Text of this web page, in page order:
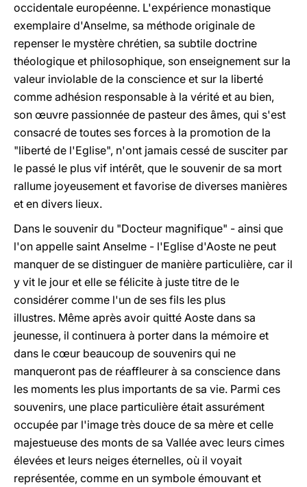
occidentale européenne. L'expérience monastique
exemplaire d'Anselme, sa méthode originale de
repenser le mystère chrétien, sa subtile doctrine
théologique et philosophique, son enseignement sur la
valeur inviolable de la conscience et sur la liberté
comme adhésion responsable à la vérité et au bien,
son œuvre passionnée de pasteur des âmes, qui s'est
consacré de toutes ses forces à la promotion de la
"liberté de l'Eglise", n'ont jamais cessé de susciter par
le passé le plus vif intérêt, que le souvenir de sa mort
rallume joyeusement et favorise de diverses manières
et en divers lieux.
Dans le souvenir du "Docteur magnifique" - ainsi que
l'on appelle saint Anselme - l'Eglise d'Aoste ne peut
manquer de se distinguer de manière particulière, car il
y vit le jour et elle se félicite à juste titre de le
considérer comme l'un de ses fils les plus
illustres. Même après avoir quitté Aoste dans sa
jeunesse, il continuera à porter dans la mémoire et
dans le cœur beaucoup de souvenirs qui ne
manqueront pas de réaffleurer à sa conscience dans
les moments les plus importants de sa vie. Parmi ces
souvenirs, une place particulière était assurément
occupée par l'image très douce de sa mère et celle
majestueuse des monts de sa Vallée avec leurs cimes
élevées et leurs neiges éternelles, où il voyait
représentée, comme en un symbole émouvant et